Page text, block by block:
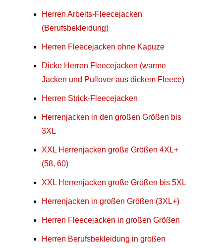
Herren Arbeits-Fleecejacken
(Berufsbekleidung)
Herren Fleecejacken ohne Kapuze
Dicke Herren Fleecejacken (warme
Jacken und Pullover aus dickem Fleece)
Herren Strick-Fleecejacken
Herrenjacken in den großen Größen bis
3XL
XXL Herrenjacken große Größen 4XL+
(58, 60)
XXL Herrenjacken große Größen bis 5XL
Herrenjacken in großen Größen (3XL+)
Herren Fleecejacken in großen Größen
Herren Berufsbekleidung in großen